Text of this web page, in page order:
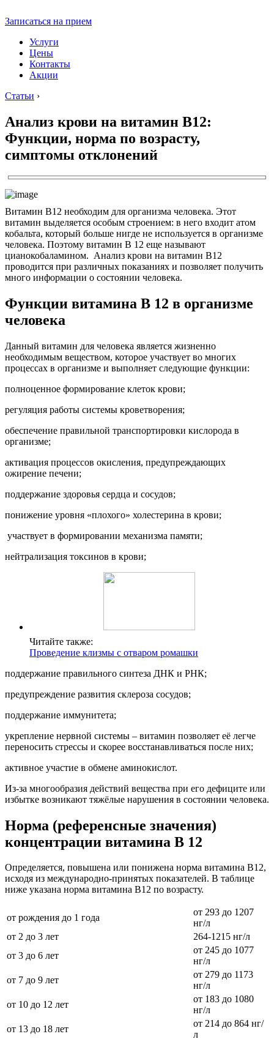
Записаться на прием
Услуги
Цены
Контакты
Акции
Статьи ›
Анализ крови на витамин В12:
Функции, норма по возрасту,
симптомы отклонений
Витамин В12 необходим для организма человека. Этот
витамин выделяется особым строением: в него входит атом
кобальта, который больше нигде не используется в организме
человека. Поэтому витамин В 12 еще называют
цианокобаламином. Анализ крови на витамин В12
проводится при различных показаниях и позволяет получить
много информации о состоянии человека.
Функции витамина В 12 в организме
человека
Данный витамин для человека является жизненно
необходимым веществом, которое участвует во многих
процессах в организме и выполняет следующие функции:
полноценное формирование клеток крови;
регуляция работы системы кроветворения;
обеспечение правильной транспортировки кислорода в
организме;
активация процессов окисления, предупреждающих
ожирение печени;
поддержание здоровья сердца и сосудов;
понижение уровня «плохого» холестерина в крови;
участвует в формировании механизма памяти;
нейтрализация токсинов в крови;
Читайте также:
Проведение клизмы с отваром ромашки
поддержание правильного синтеза ДНК и РНК;
предупреждение развития склероза сосудов;
поддержание иммунитета;
укрепление нервной системы – витамин позволяет её легче
переносить стрессы и скорее восстанавливаться после них;
активное участие в обмене аминокислот.
Из-за многообразия действий вещества при его дефиците или
избытке возникают тяжёлые нарушения в состоянии человека.
Норма (референсные значения)
концентрации витамина В 12
Определяется, повышена или понижена норма витамина B12,
исходя из международно-принятых показателей. В таблице
ниже указана норма витамина В12 по возрасту.
от рождения до 1 года
от 293 до 1207
нг/л
от 2 до 3 лет
264-1215 нг/л
от 3 до 6 лет
от 245 до 1077
нг/л
от 7 до 9 лет
от 279 до 1173
нг/л
от 10 до 12 лет
от 183 до 1080
нг/л
от 13 до 18 лет
от 214 до 864 нг/
л